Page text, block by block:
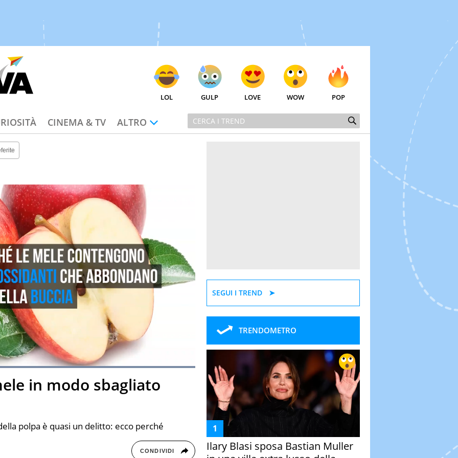
LOL GULP LOVE WOW POP
CINEMA & TV ALTRO
Loaded:100.00%
in modo sbagliato
polpa è quasi un delitto: ecco perché
CONDIVIDI
SEGUI I TREND
TRENDOMETRO
Ilary Blasi sposa Bastian Muller